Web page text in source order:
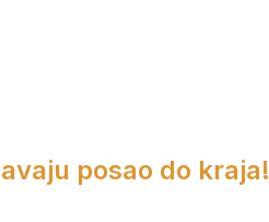
posao do kraja!